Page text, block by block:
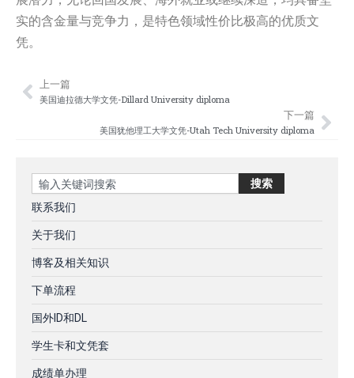
实的含金量与竞争力，是特色领域性价比极高的优质文
凭。
Prev
上一篇
美国迪拉德大学文凭-Dillard University diploma
下一篇
美国犹他理工大学文凭-Utah Tech University diploma
Search 搜索
联系我们
关于我们
博客及相关知识
下单流程
国外ID和DL
学生卡和文凭套
成绩单办理